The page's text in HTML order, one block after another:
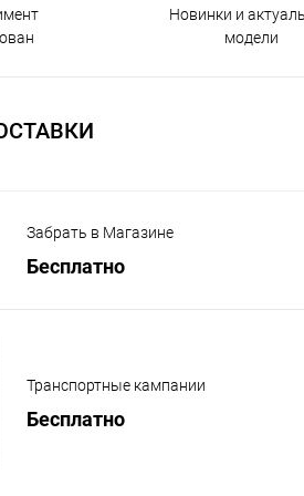
Новинки и
модели
Забрать в Магазине
Бесплатно
Транспортные кампании
Бесплатно